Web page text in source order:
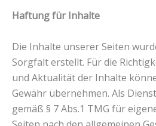
Haftung für Inhalte
Die Inhalte unserer Seiten
Sorgfalt erstellt. Für die
und Aktualität der Inhalte
Gewähr übernehmen. Als
gemäß § 7 Abs.1 TMG für